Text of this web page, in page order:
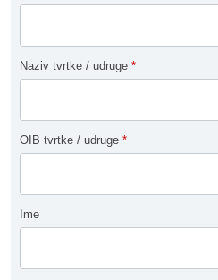
Naziv tvrtke / udruge *
OIB tvrtke / udruge *
Ime